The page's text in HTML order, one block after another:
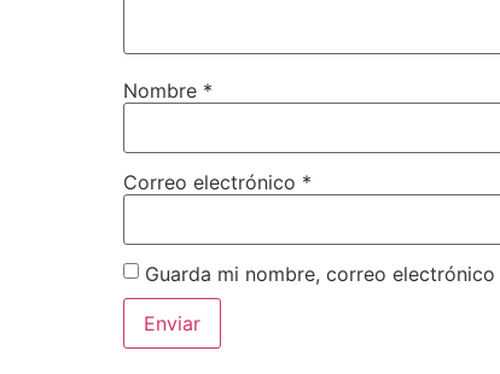
Nombre *
Correo electrónico *
Guarda mi nombre, correo